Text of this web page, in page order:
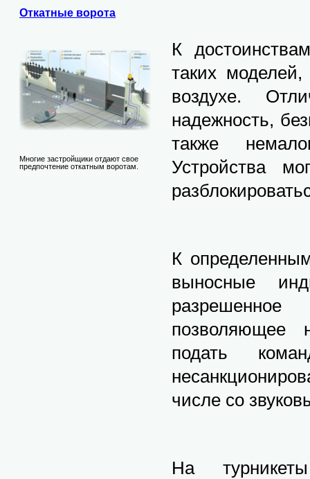
Откатные ворота
Многие застройщики отдают свое
предпочтение откатным воротам.
К
таких моделей,
воздухе.
надежность,
также
Устройства
К
выносные
позволяющее
подать
числе со
На